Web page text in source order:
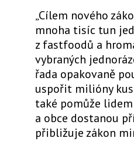
„Cílem nového
mnoha tisíc tun
z fastfoodů a
vybraných
řada opakovaně
uspořit milióny
také pomůže
a obce dostanou
přibližuje zákon